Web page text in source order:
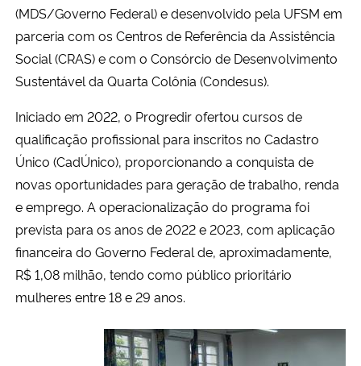
Banco Central do Brasil
Planalto
(MDS/Governo Federal) e desenvolvido pela UFSM em
parceria com os Centros de Referência da Assistência
Social (CRAS) e com o Consórcio de Desenvolvimento
Sustentável da Quarta Colônia (Condesus).
Iniciado em 2022, o Progredir ofertou cursos de
qualificação profissional para inscritos no Cadastro
Único (CadÚnico), proporcionando a conquista de
novas oportunidades para geração de trabalho, renda
e emprego. A operacionalização do programa foi
prevista para os anos de 2022 e 2023, com aplicação
financeira do Governo Federal de, aproximadamente,
R$ 1,08 milhão, tendo como público prioritário
mulheres entre 18 e 29 anos.